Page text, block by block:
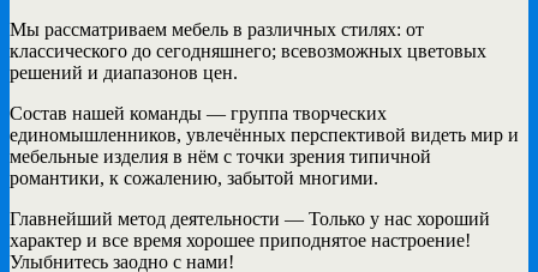
Мы рассматриваем мебель в различных стилях: от
классического до сегодняшнего; всевозможных цветовых
решений и диапазонов цен.
Состав нашей команды — группа творческих
единомышленников, увлечённых перспективой видеть мир и
мебельные изделия в нём с точки зрения типичной
романтики, к сожалению, забытой многими.
Главнейший метод деятельности — Только у нас хороший
характер и все время хорошее приподнятое настроение!
Улыбнитесь заодно с нами!